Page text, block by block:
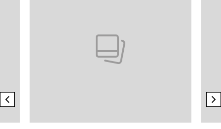
previous element